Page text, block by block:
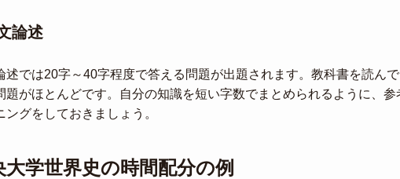
論述
述では20字～40字程度で答える問題が出題されます。教科書を読ん
題がほとんどです。自分の知識を短い字数でまとめられるように、参
ングをしておきましょう。
大学世界史の時間配分の例